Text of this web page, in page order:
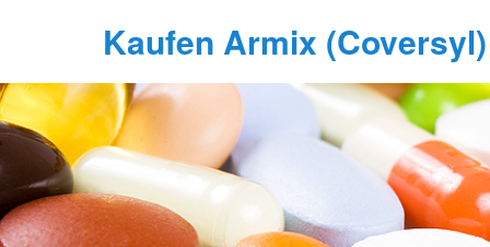
Kaufen Armix